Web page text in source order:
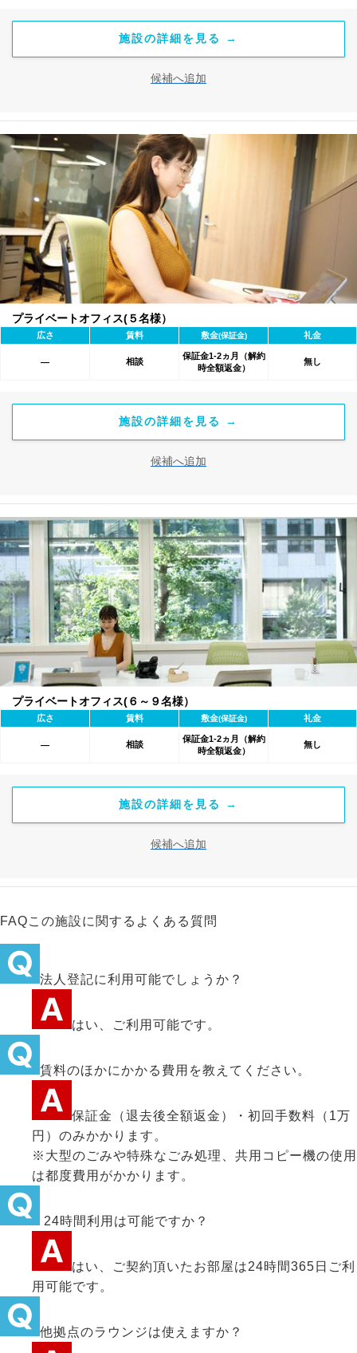
施設の詳細を見る →
候補へ追加
プライベートオフィス(５名様）
広さ 賃料 敷金(保証金) 礼金
― 相談
保証金1-2ヵ月（解約
時全額返金）
無し
施設の詳細を見る →
候補へ追加
プライベートオフィス(６～９名様）
広さ 賃料 敷金(保証金) 礼金
― 相談
保証金1-2ヵ月（解約
時全額返金）
無し
施設の詳細を見る →
候補へ追加
FAQこの施設に関するよくある質問
法人登記に利用可能でしょうか？
はい、ご利用可能です。
賃料のほかにかかる費用を教えてください。
保証金（退去後全額返金）・初回手数料（1万
円）のみかかります。
※大型のごみや特殊なごみ処理、共用コピー機の使用
は都度費用がかかります。
24時間利用は可能ですか？
はい、ご契約頂いたお部屋は24時間365日ご利
用可能です。
他拠点のラウンジは使えますか？